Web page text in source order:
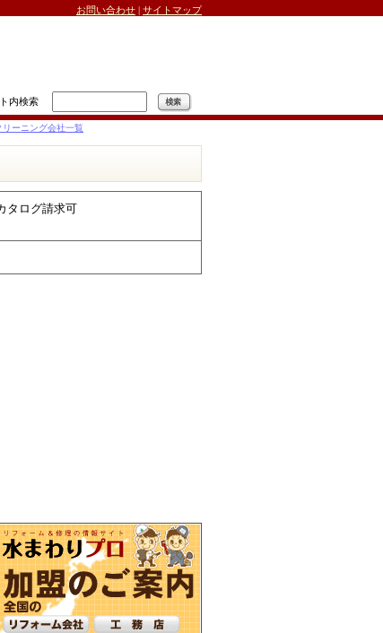
お問い合わせ | サイトマップ
内検索
ーニング会社一覧
タログ請求可